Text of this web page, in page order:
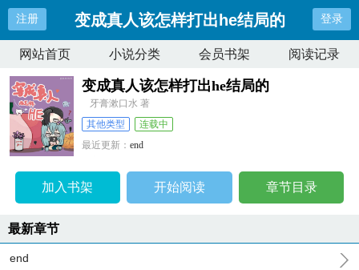
注册 变成真人该怎样打出he结局的 登录
网站首页 小说分类 会员书架 阅读记录
变成真人该怎样打出he结局的
牙膏漱口水 著
其他类型
连载中
最近更新：end
加入书架 开始阅读 章节目录
最新章节
end